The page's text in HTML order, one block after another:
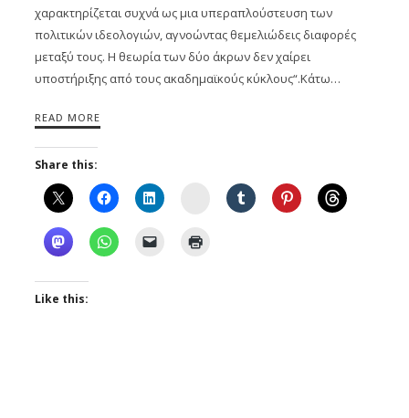
χαρακτηρίζεται συχνά ως μια υπεραπλούστευση των
πολιτικών ιδεολογιών, αγνοώντας θεμελιώδεις διαφορές
μεταξύ τους. Η θεωρία των δύο άκρων δεν χαίρει
υποστήριξης από τους ακαδημαϊκούς κύκλους“.Κάτω…
READ MORE
Share this:
Instagram
Like this: